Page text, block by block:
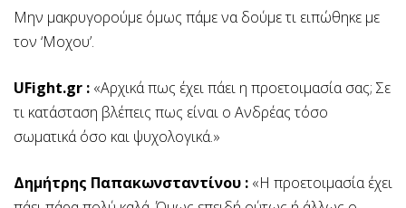
Μην μακρυγορούμε όμως πάμε να δούμε τι ειπώθηκε με
τον ‘Μοχου’.
UFight.gr : «Αρχικά πως έχει πάει η προετοιμασία σας; Σε
τι κατάσταση βλέπεις πως είναι ο Ανδρέας τόσο
σωματικά όσο και ψυχολογικά.»
Δημήτρης Παπακωνσταντίνου : «Η προετοιμασία έχει